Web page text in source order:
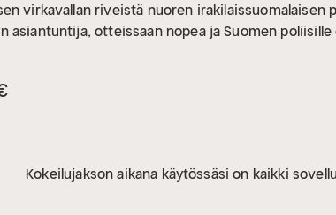
virkavallan riveistä nuoren irakilaissuomalaisen
asiantuntija, otteissaan nopea ja Suomen
Kokeilujakson aikana käytössäsi on kaikki